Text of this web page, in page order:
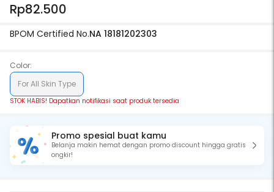
Rp82.500
BPOM Certified No.NA 18181202303
Color:
For All Skin Type
STOK HABIS! Dapatkan notifikasi saat produk tersedia
Promo spesial buat kamu
Belanja makin hemat dengan promo discount hingga gratis
ongkir!